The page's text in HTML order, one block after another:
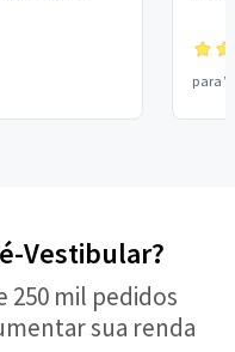
para
Vestibular?
250 mil pedidos
sua renda